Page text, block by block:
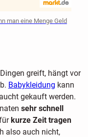
man eine Menge Geld
greift, hängt vor
Babykleidung kann
gekauft werden.
sehr schnell
kurze Zeit tragen
also auch nicht,